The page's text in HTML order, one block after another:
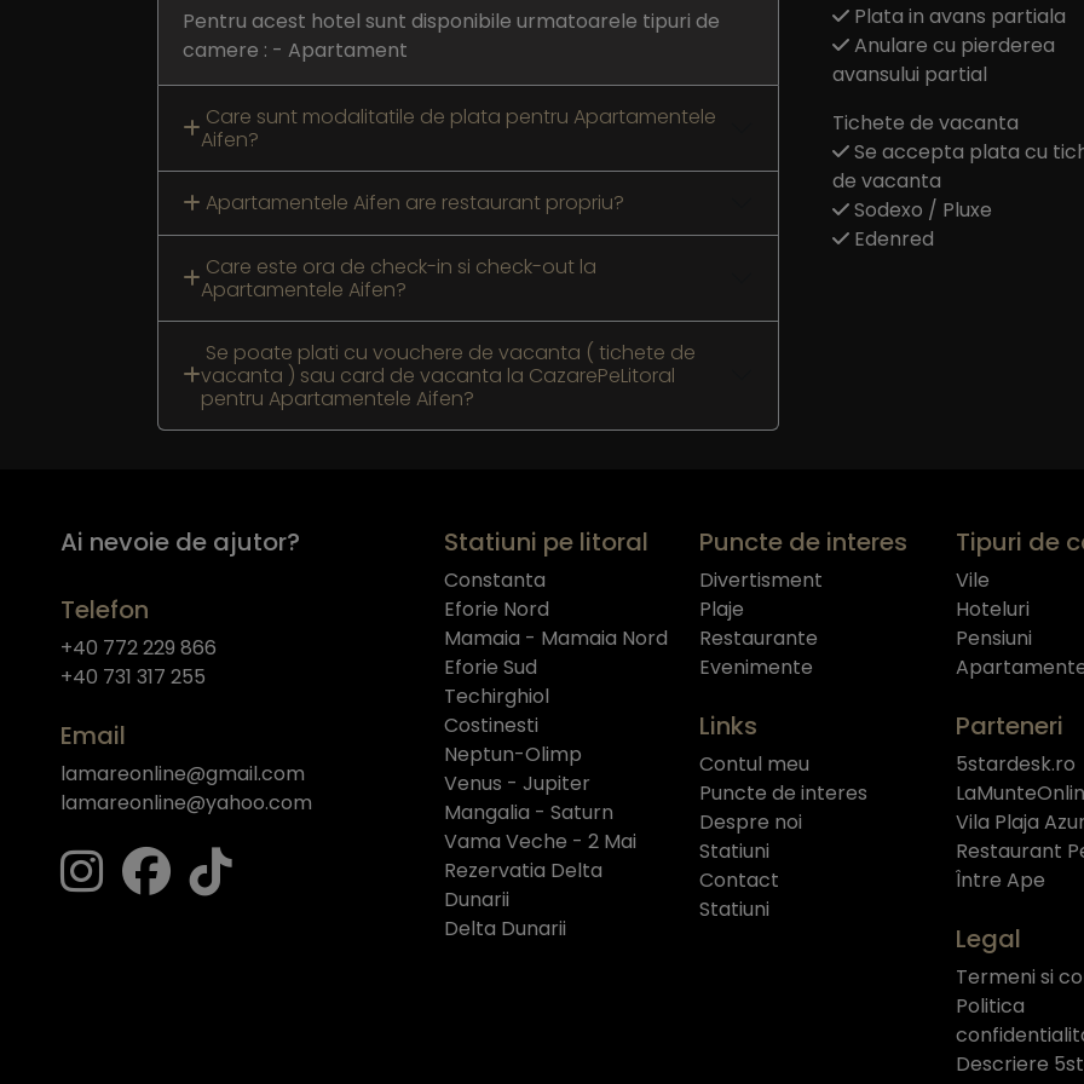
Pentru acest hotel sunt disponibile urmatoarele tipuri de
camere : - Apartament
Care sunt modalitatile de plata pentru Apartamentele
Aifen?
Apartamentele Aifen are restaurant propriu?
Care este ora de check-in si check-out la
Apartamentele Aifen?
Se poate plati cu vouchere de vacanta ( tichete de
vacanta ) sau card de vacanta la CazarePeLitoral
pentru Apartamentele Aifen?
Plata in avans partiala
Anulare cu pierderea
avansului partial
Tichete de vacanta
Se accepta plata cu
de vacanta
Sodexo / Pluxe
Edenred
Ai nevoie de ajutor?
Telefon
+40 772 229 866
+40 731 317 255
Email
lamareonline@gmail.com
lamareonline@yahoo.com
Statiuni pe litoral
Constanta
Eforie Nord
Mamaia - Mamaia Nord
Eforie Sud
Techirghiol
Costinesti
Neptun-Olimp
Venus - Jupiter
Mangalia - Saturn
Vama Veche - 2 Mai
Rezervatia Delta
Dunarii
Delta Dunarii
Puncte de interes
Divertisment
Plaje
Restaurante
Evenimente
Links
Contul meu
Puncte de interes
Despre noi
Statiuni
Contact
Statiuni
Tipuri de
Vile
Hoteluri
Pensiuni
Parteneri
5stardesk.ro
Vila Plaja Azur
Restaurant
Între Ape
Legal
Termeni si
Politica
Descriere